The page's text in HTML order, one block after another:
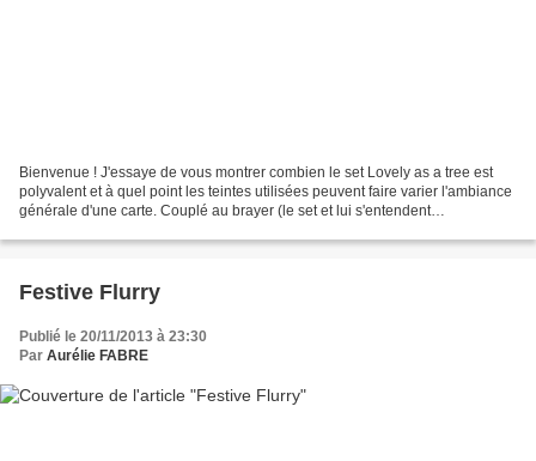
Bienvenue ! J'essaye de vous montrer combien le set Lovely as a tree est
polyvalent et à quel point les teintes utilisées peuvent faire varier l'ambiance
générale d'une carte. Couplé au brayer (le set et lui s'entendent
Festive Flurry
Publié le 20/11/2013 à 23:30
Par Aurélie FABRE